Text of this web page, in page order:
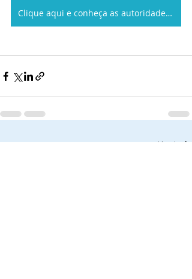
Clique aqui e conheça as autoridades notificadas no seu estado
Posts recentes Ver tudo